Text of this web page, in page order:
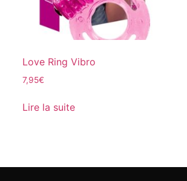
Love Ring Vibro
7,95€
Lire la suite